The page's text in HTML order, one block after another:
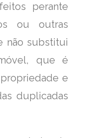
perante
ou outras
não substitui
que é
e
duplicadas